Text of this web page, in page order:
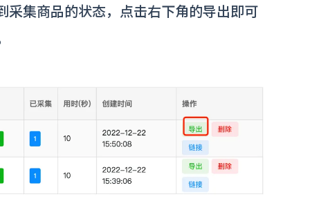
集商品的状态，点击右下角的导出即可